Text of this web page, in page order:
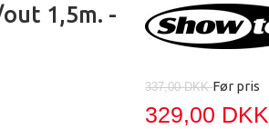
1,5m. -
337,00 DKKFør pris
329,00 DKK